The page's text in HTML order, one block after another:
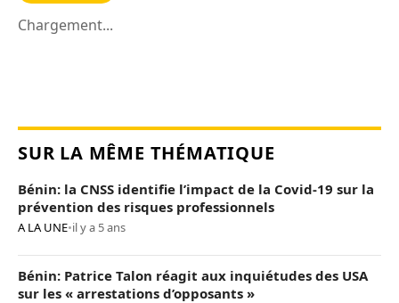
Chargement...
SUR LA MÊME THÉMATIQUE
Bénin: la CNSS identifie l’impact de la Covid-19 sur la
prévention des risques professionnels
A LA UNE•il y a 5 ans
Bénin: Patrice Talon réagit aux inquiétudes des USA
sur les « arrestations d’opposants »